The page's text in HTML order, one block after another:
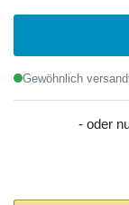
Gewöhnlich
- oder